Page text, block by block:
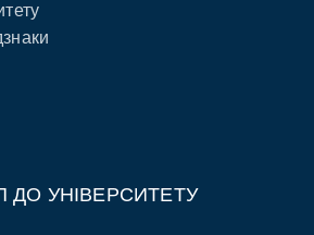
ДО УНІВЕРСИТЕТУ